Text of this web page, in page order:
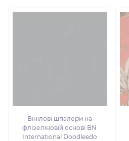
Вінілові шпалери на
флізеліновій основі BN
International Doodleedo